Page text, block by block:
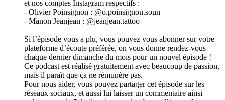
et nos comptes Instagram respectifs :
- Olivier Poinsignon : @o.poinsignon.soun
- Manon Jeanjean : @jeanjean.tattoo
Si l’épisode vous a plu, vous pouvez vous abonner sur votre
plateforme d’écoute préférée, on vous donne rendez-vous
chaque dernier dimanche du mois pour un nouvel épisode !
Ce podcast est réalisé gratuitement avec beaucoup de passion,
mais il paraît que ça ne rémunère pas.
Pour nous aider, vous pouvez partager cet épisode sur les
réseaux sociaux, et aussi lui laisser un commentaire ainsi